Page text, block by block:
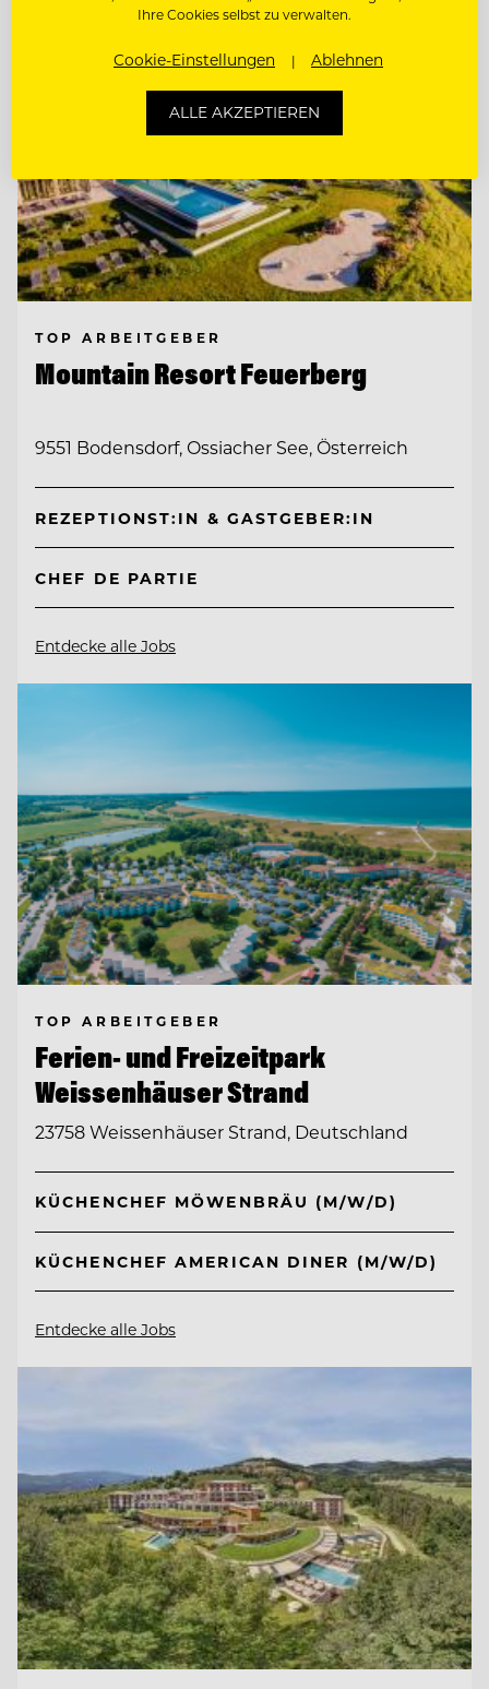
TOP ARBEITGEBER
Mountain Resort Feuerberg
9551 Bodensdorf, Ossiacher See, Österreich
REZEPTIONST:IN & GASTGEBER:IN
CHEF DE PARTIE
Entdecke alle Jobs
TOP ARBEITGEBER
Ferien- und Freizeitpark
Weissenhäuser Strand
23758 Weissenhäuser Strand, Deutschland
KÜCHENCHEF MÖWENBRÄU (M/W/D)
KÜCHENCHEF AMERICAN DINER (M/W/D)
Entdecke alle Jobs
Ihre Cookies selbst zu verwalten.
Cookie-Einstellungen Ablehnen
ALLE AKZEPTIEREN